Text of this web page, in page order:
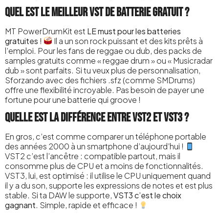
Quel est le meilleur VST de batterie gratuit ?
MT PowerDrumKit est LE must pour les batteries
gratuites !
Il a un son rock puissant et des kits prêts à
l’emploi. Pour les fans de reggae ou dub, des packs de
samples gratuits comme « reggae drum » ou « Musicradar
dub » sont parfaits. Si tu veux plus de personnalisation,
Sforzando avec des fichiers .sfz (comme SMDrums)
offre une flexibilité incroyable. Pas besoin de payer une
fortune pour une batterie qui groove !
Quelle est la différence entre VST2 et VST3 ?
En gros, c’est comme comparer un téléphone portable
des années 2000 à un smartphone d’aujourd’hui !
VST2 c’est l’ancêtre : compatible partout, mais il
consomme plus de CPU et a moins de fonctionnalités.
VST3, lui, est optimisé : il utilise le CPU uniquement quand
il y a du son, supporte les expressions de notes et est plus
stable. Si ta DAW le supporte,VST3 c’est le choix
gagnant. Simple, rapide et efficace !